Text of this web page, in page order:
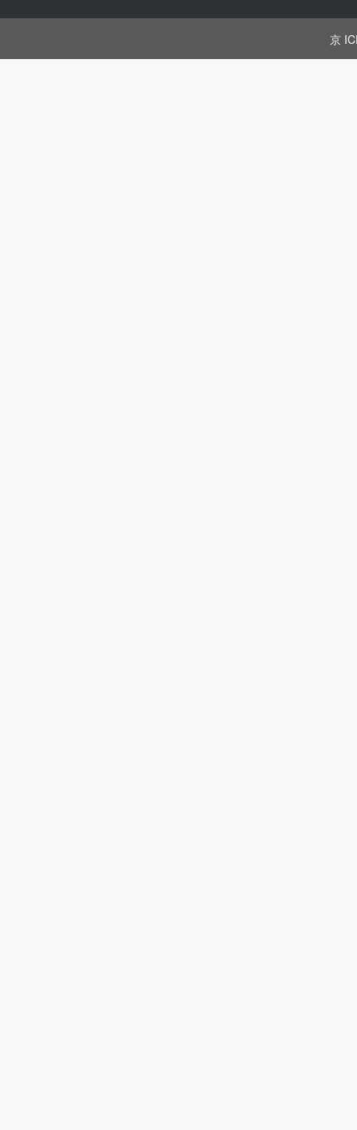
京